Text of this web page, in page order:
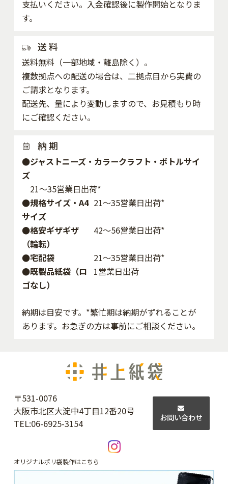
支払いください。入金確認後に製作開始となりま
す。
送 料
送料無料（一部地域・離島除く）。
複数拠点への配送の場合は、二拠点目から実費の
ご請求となります。
配送先、量により変動しますので、お見積もり時
にご確認ください。
納 期
●ジャストニーズ・カラークラフト・ボトルサイ
ズ
21～35営業日出荷*
●規格サイズ・A4
サイズ
21～35営業日出荷*
●格安ギザギザ
（輪転）
42〜56営業日出荷*
●宅配袋
21～35営業日出荷*
●既製品紙袋（ロ
ゴなし）
1営業日出荷
納期は目安です。*繁忙期は納期がずれることが
あります。お急ぎの方は事前にご相談ください。
〒531-0076
大阪市北区大淀中4丁目12番20号
TEL:06-6925-3154
お問い合わせ
オリジナルポリ袋製作はこちら